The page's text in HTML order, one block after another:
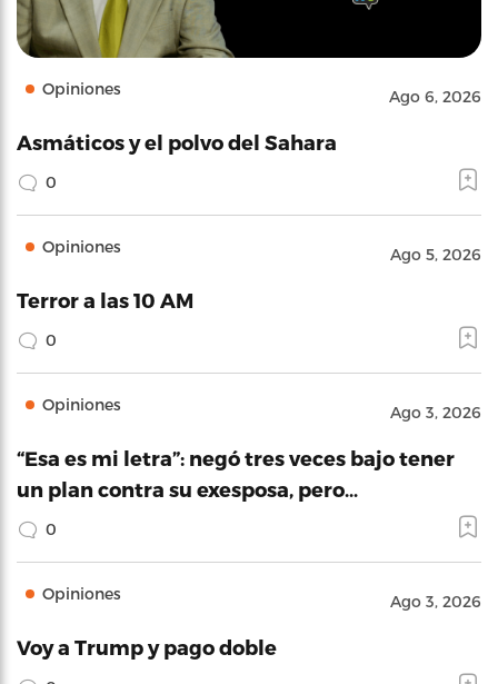
Opiniones Ago 6, 2026
Asmáticos y el polvo del Sahara
0
Opiniones Ago 5, 2026
Terror a las 10 AM
0
Opiniones Ago 3, 2026
“Esa es mi letra”: negó tres veces bajo tener
un plan contra su exesposa, pero…
0
Opiniones Ago 3, 2026
Voy a Trump y pago doble